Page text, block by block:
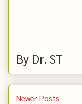
By Dr. ST
Newer Posts